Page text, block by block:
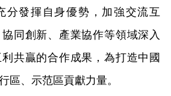
分發揮自身優勢，加強交流互
同創新、產業協作等領域深入
共贏的合作成果，為打造中國
區、示范區貢獻力量。